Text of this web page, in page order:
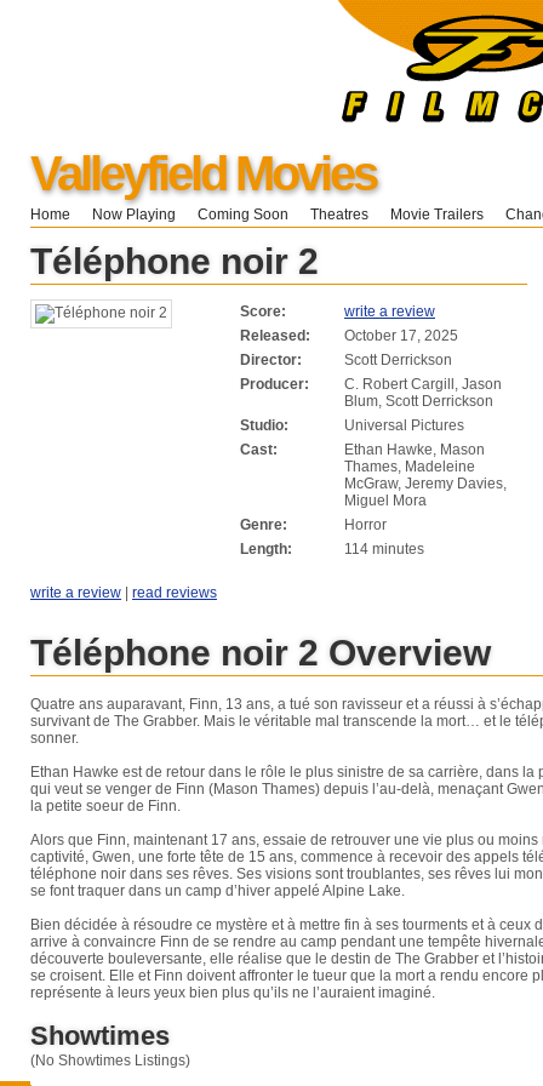
Valleyfield Movies
Home Now Playing Coming Soon Theatres Movie Trailers
Téléphone noir 2
Score:
write a review
Released:
October 17, 2025
Director:
Scott Derrickson
Producer:
C. Robert Cargill, Jason
Blum, Scott Derrickson
Studio:
Universal Pictures
Cast:
Ethan Hawke, Mason
Thames, Madeleine
McGraw, Jeremy Davies,
Miguel Mora
Genre:
Horror
Length:
114 minutes
write a review | read reviews
Téléphone noir 2 Overview
Quatre ans auparavant, Finn, 13 ans, a tué son ravisseur et a réussi à
survivant de The Grabber. Mais le véritable mal transcende la mort… et le
sonner.
Ethan Hawke est de retour dans le rôle le plus sinistre de sa carrière, dans la
qui veut se venger de Finn (Mason Thames) depuis l’au-delà, menaçant
la petite soeur de Finn.
Alors que Finn, maintenant 17 ans, essaie de retrouver une vie plus ou
captivité, Gwen, une forte tête de 15 ans, commence à recevoir des appels
téléphone noir dans ses rêves. Ses visions sont troublantes, ses rêves lui
se font traquer dans un camp d’hiver appelé Alpine Lake.
Bien décidée à résoudre ce mystère et à mettre fin à ses tourments et à ceux
arrive à convaincre Finn de se rendre au camp pendant une tempête
découverte bouleversante, elle réalise que le destin de The Grabber et
se croisent. Elle et Finn doivent affronter le tueur que la mort a rendu encore
représente à leurs yeux bien plus qu’ils ne l’auraient imaginé.
Showtimes
(No Showtimes Listings)